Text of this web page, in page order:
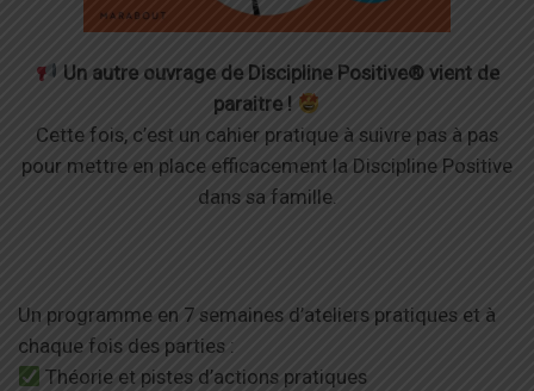
Un autre ouvrage de Discipline Positive® vient de
paraitre !
Cette fois, c’est un cahier pratique à suivre pas à pas
pour mettre en place efficacement la Discipline Positive
dans sa famille.
Un programme en 7 semaines d’ateliers pratiques et à
chaque fois des parties :
Théorie et pistes d’actions pratiques